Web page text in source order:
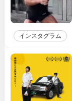
インスタグラム